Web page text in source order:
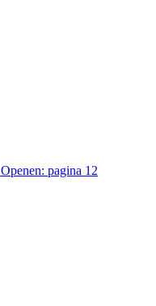
Openen: pagina 12